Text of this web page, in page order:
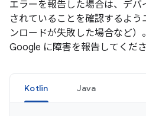
エラーを報告した場合は、デ
されていることを確認するよ
ンロードが失敗した場合など）
Google に障害を報告してくださ
Kotlin Java